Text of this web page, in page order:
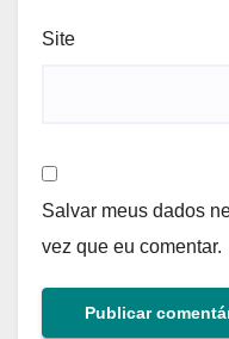
Site
Salvar meus dados
vez que eu comentar.